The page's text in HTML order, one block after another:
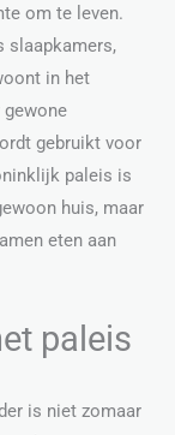
om te leven.
slaapkamers,
in het
gebruikt voor
paleis is
huis, maar
eten aan
paleis
is niet zomaar